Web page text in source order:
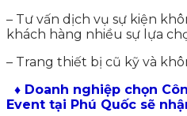
– Tư vấn dịch vụ sự kiện
khách hàng nhiều sự lựa
– Trang thiết bị cũ kỹ và
♦ Doanh nghiệp chọn
Event tại Phú Quốc sẽ